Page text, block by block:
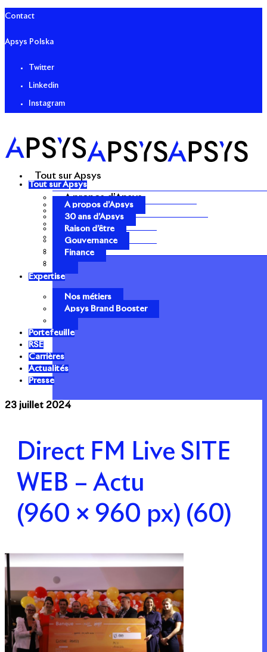
Contact
Apsys Polska
Twitter
Linkedin
Instagram
Tout sur Apsys
A propos d’Apsys
30 ans d’Apsys
Raison d’être
Gouvernance
Finance
Tout sur Apsys
A propos d’Apsys
30 ans d’Apsys
Raison d’être
Gouvernance
Finance
Expertise
Nos métiers
Apsys Brand Booster
Portefeuille
RSE
Carrières
Actualités
Presse
23 juillet 2024
Direct FM Live SITE
WEB – Actu
(960 × 960 px) (60)